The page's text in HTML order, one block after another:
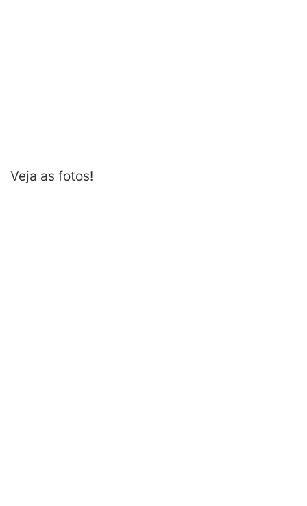
Veja as fotos!